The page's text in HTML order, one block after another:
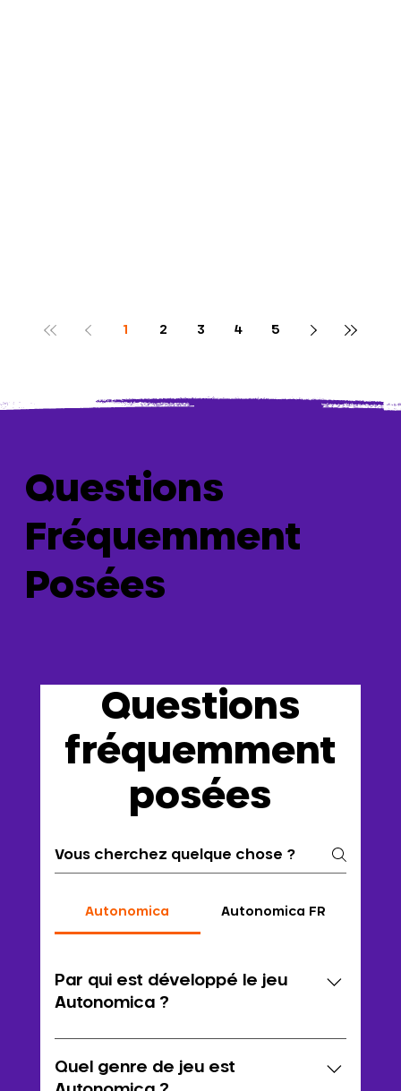
1 2 3 4 5
Questions
Fréquemment
Posées
Questions
fréquemment
posées
Autonomica Autonomica FR
Par qui est développé le jeu
Autonomica ?
Autonomica est développé par Crytivo,
un studio de développement et d'édition
de jeux vidéo. Il s'agit d'une équipe
Quel genre de jeu est